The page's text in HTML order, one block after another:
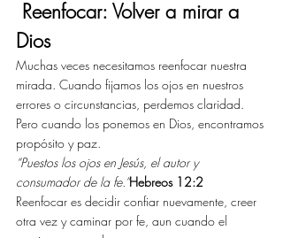
Dios
Muchas veces necesitamos reenfocar nuestra
mirada. Cuando fijamos los ojos en nuestros
errores o circunstancias, perdemos claridad.
Pero cuando los ponemos en Dios, encontramos
propósito y paz.
“Puestos los ojos en Jesús, el autor y
consumador de la fe.”Hebreos 12:2
Reenfocar es decidir confiar nuevamente, creer
otra vez y caminar por fe, aun cuando el